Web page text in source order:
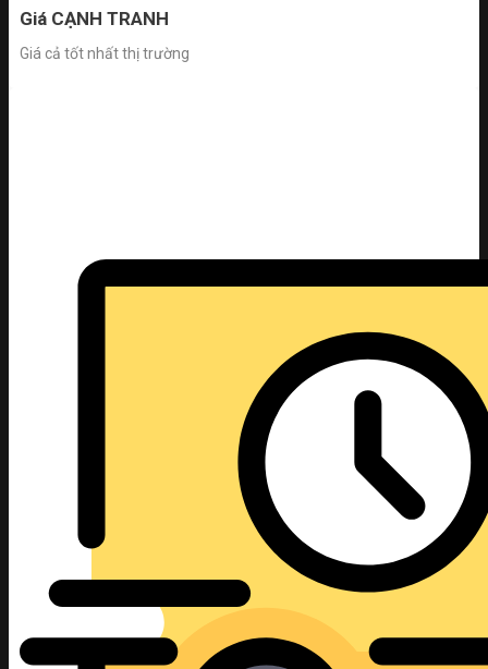
Giá CẠNH TRANH
Giá cả tốt nhất thị trường